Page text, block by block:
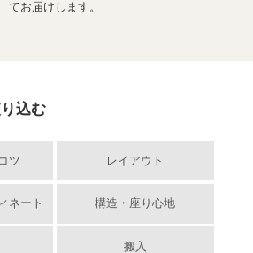
てお届けします。
込む
ツ レイアウト
ネート 構造・座り心地
搬入